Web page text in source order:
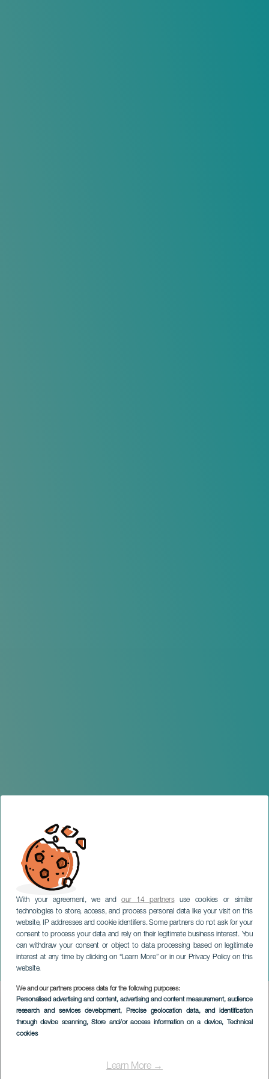
With your agreement, we andour 14 partnersuse cookies or similar
technologies to store, access, and process personal data like your visit on this
website, IP addresses and cookie identifiers. Some partners do not ask for your
consent to process your data and rely on their legitimate business interest. You
can withdraw your consent or object to data processing based on legitimate
interest at any time by clicking on “Learn More” or in our Privacy Policy on this
website.
We and our partners process data for the following purposes:
Personalised advertising and content, advertising and content measurement, audience
research and services development, Precise geolocation data, and identification
through device scanning, Store and/or access information on a device, Technical
cookies
Learn More →
Canarische Eilanden
Internationale Open
TENERIFE
Imagen
Listado